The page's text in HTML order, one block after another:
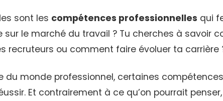
sont les compétences professionnelles qui
le marché du travail ? Tu cherches à savoir
recruteurs ou comment faire évoluer ta carrière
du monde professionnel, certaines
Et contrairement à ce qu’on pourrait